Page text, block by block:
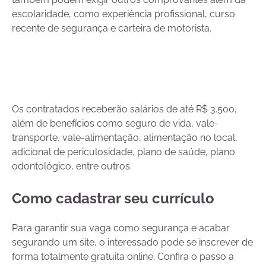
escolaridade, como experiência profissional, curso
recente de segurança e carteira de motorista.
Os contratados receberão salários de até R$ 3.500,
além de benefícios como seguro de vida, vale-
transporte, vale-alimentação, alimentação no local,
adicional de periculosidade, plano de saúde, plano
odontológico, entre outros.
Como cadastrar seu currículo
Para garantir sua vaga como segurança e acabar
segurando um site, o interessado pode se inscrever de
forma totalmente gratuita online. Confira o passo a